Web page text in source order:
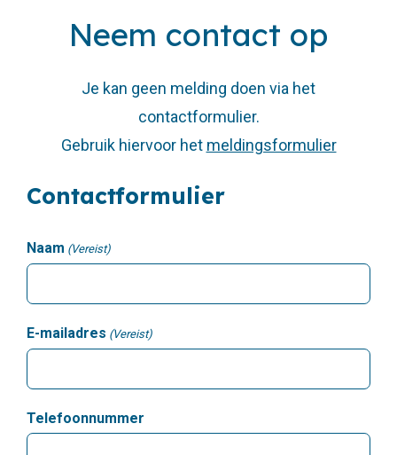
Neem contact op
Je kan geen melding doen via het
contactformulier.
Gebruik hiervoor het meldingsformulier
Contactformulier
Naam (Vereist)
E-mailadres (Vereist)
Telefoonnummer